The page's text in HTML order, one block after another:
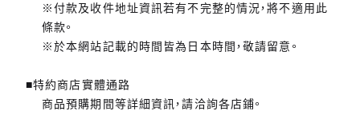
※付款及收件地址資訊若有不完整的情況，將不適用此
條款。
※於本網站記載的時間皆為日本時間，敬請留意。
■特約商店實體通路
商品預購期間等詳細資訊，請洽詢各店鋪。